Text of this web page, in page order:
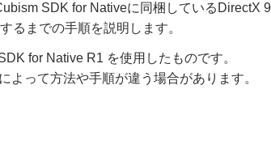
SDK for Nativeに同梱しているDirectX
るまでの手順を説明します。
for Native R1 を使用したものです。
よって方法や手順が違う場合があります。